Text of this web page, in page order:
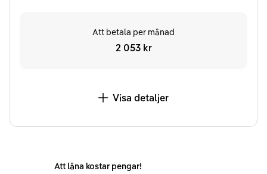
Att betala per månad
2 053 kr
Visa detaljer
Att låna kostar pengar!